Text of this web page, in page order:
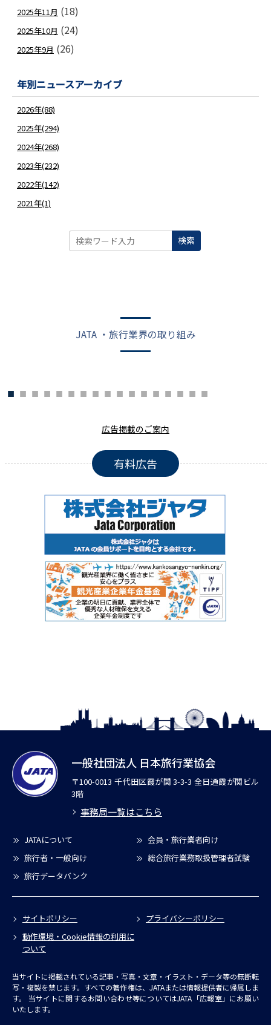
2025年11月 (18)
2025年10月 (24)
2025年9月 (26)
年別ニュースアーカイブ
2026年(88)
2025年(294)
2024年(268)
2023年(232)
2022年(142)
2021年(1)
検索
JATA ・旅行業界の取り組み
広告掲載のご案内
有料広告
一般社団法人 日本旅行業協会
〒100-0013 千代田区霞が関 3-3-3 全日通霞が関ビル
3階
事務局一覧はこちら
JATAについて
会員・旅行業者向け
旅行者・一般向け
総合旅行業務取扱管理者試験
旅行データバンク
サイトポリシー
プライバシーポリシー
動作環境・Cookie情報の利用に
ついて
当サイトに掲載されている記事・写真・文章・イラスト・データ等の無断転
写・複製を禁じます。すべての著作権は、JATAまたは情報提供者に帰属しま
す。
当サイトに関するお問い合わせ等についてはJATA「広報室」にお願い
いたします。